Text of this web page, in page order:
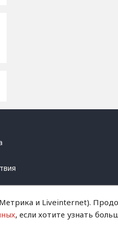
и Liveinternet).
, если хотите узнать